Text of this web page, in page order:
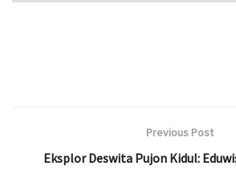
Previous Post
Eksplor Deswita Pujon Kidul: